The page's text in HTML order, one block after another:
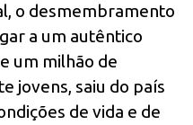
o desmembramento
a um autêntico
um milhão de
jovens, saiu do país
de vida e de